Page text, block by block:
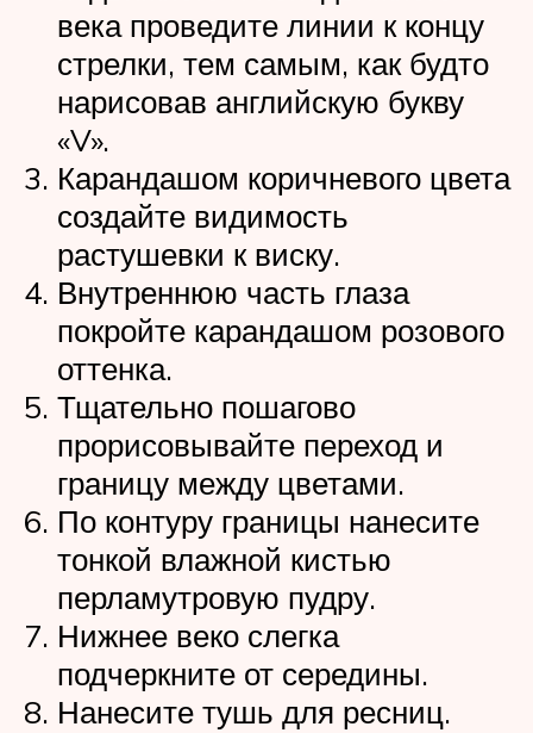
века проведите линии к концу
стрелки, тем самым, как будто
нарисовав английскую букву
«V».
Карандашом коричневого цвета
создайте видимость
растушевки к виску.
Внутреннюю часть глаза
покройте карандашом розового
оттенка.
Тщательно пошагово
прорисовывайте переход и
границу между цветами.
По контуру границы нанесите
тонкой влажной кистью
перламутровую пудру.
Нижнее веко слегка
подчеркните от середины.
Нанесите тушь для ресниц.